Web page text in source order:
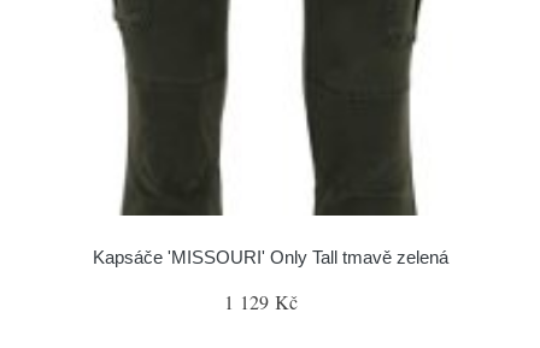
Kapsáče 'MISSOURI' Only Tall tmavě zelená
1 129 Kč